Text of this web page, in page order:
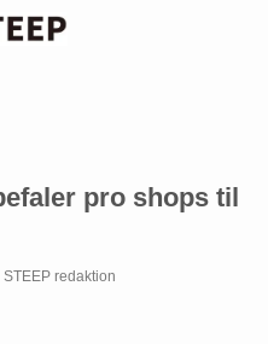
pro shops til
STEEP redaktion